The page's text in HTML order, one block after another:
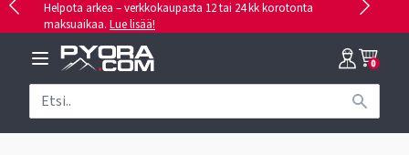
Helpota arkea – verkkokaupasta 12 tai 24 kk korotonta
maksuaikaa. Lue lisää!
0